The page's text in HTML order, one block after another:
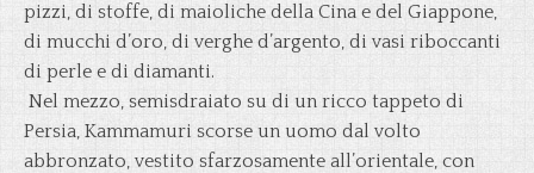
pizzi, di stoffe, di maioliche della Cina e del Giappone,
di mucchi d’oro, di verghe d’argento, di vasi riboccanti
di perle e di diamanti.
Nel mezzo, semisdraiato su di un ricco tappeto di
Persia, Kammamuri scorse un uomo dal volto
abbronzato, vestito sfarzosamente all’orientale, con